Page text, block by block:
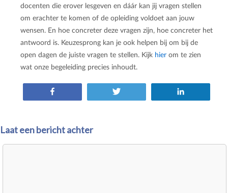
docenten die erover lesgeven en dáár kan jij vragen stellen
om erachter te komen of de opleiding voldoet aan jouw
wensen. En hoe concreter deze vragen zijn, hoe concreter het
antwoord is. Keuzesprong kan je ook helpen bij om bij de
open dagen de juiste vragen te stellen. Kijk hier om te zien
wat onze begeleiding precies inhoudt.
Laat een bericht achter